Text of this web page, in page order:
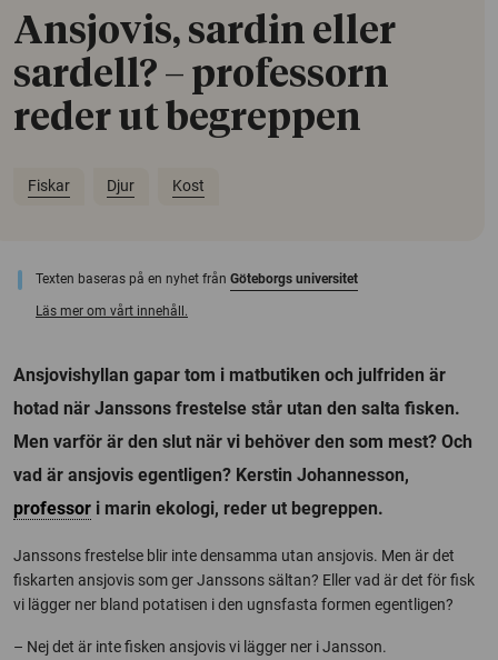
Ansjovis, sardin eller
sardell? – professorn
reder ut begreppen
Fiskar Djur Kost
Texten baseras på en nyhet från Göteborgs universitet
Läs mer om vårt innehåll.
Ansjovishyllan gapar tom i matbutiken och julfriden är
hotad när Janssons frestelse står utan den salta fisken.
Men varför är den slut när vi behöver den som mest? Och
vad är ansjovis egentligen? Kerstin Johannesson,
professor i marin ekologi, reder ut begreppen.
Janssons frestelse blir inte densamma utan ansjovis. Men är det
fiskarten ansjovis som ger Janssons sältan? Eller vad är det för fisk
vi lägger ner bland potatisen i den ugnsfasta formen egentligen?
– Nej det är inte fisken ansjovis vi lägger ner i Jansson.